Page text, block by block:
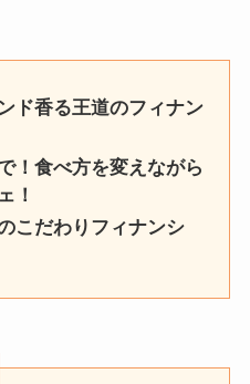
ド香る王道のフィナン
！食べ方を変えながら
！
こだわりフィナンシ